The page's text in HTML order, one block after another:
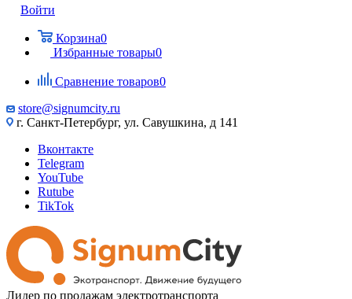
Войти
Корзина0
Избранные товары0
Сравнение товаров0
store@signumcity.ru
г. Санкт-Петербург, ул. Савушкина, д 141
Вконтакте
Telegram
YouTube
Rutube
TikTok
Лидер по продажам электротранспорта